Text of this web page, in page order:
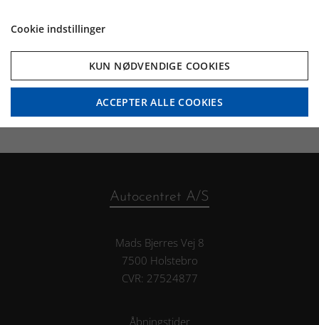
Liberté hestetrailere – fra kompakte modeller til 1 hest til
rummelige trailere med plads til flere heste. Uanset om du kører til
træning, stævner eller har behov for professionel transport,
hjælper vi dig med at finde den model, der passer bedst til dine
behov. Autocentret er autoriseret forhandler af Cheval Liberté i
Holstebro.
Autocentret A/S
Mads Bjerres Vej 8
7500 Holstebro
CVR: 27524877
Åbningstider
Cookie indstillinger
KUN NØDVENDIGE COOKIES
ACCEPTER ALLE COOKIES